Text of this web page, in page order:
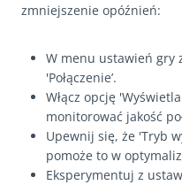
zmniejszenie opóźnień:
W menu ustawień gry
'Połączenie’.
Włącz opcję
monitorować jakość
Upewnij się, że 'Tryb
pomoże to w
Eksperymentuj z